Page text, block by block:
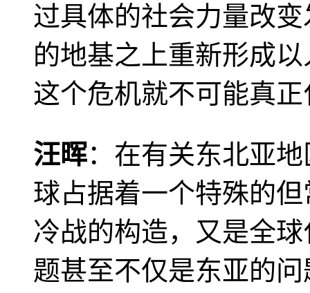
过具体的社会力量改
的地基之上重新形成
这个危机就不可能真
汪晖：在有关东北亚
球占据着一个特殊的
冷战的构造，又是全
题甚至不仅是东亚的